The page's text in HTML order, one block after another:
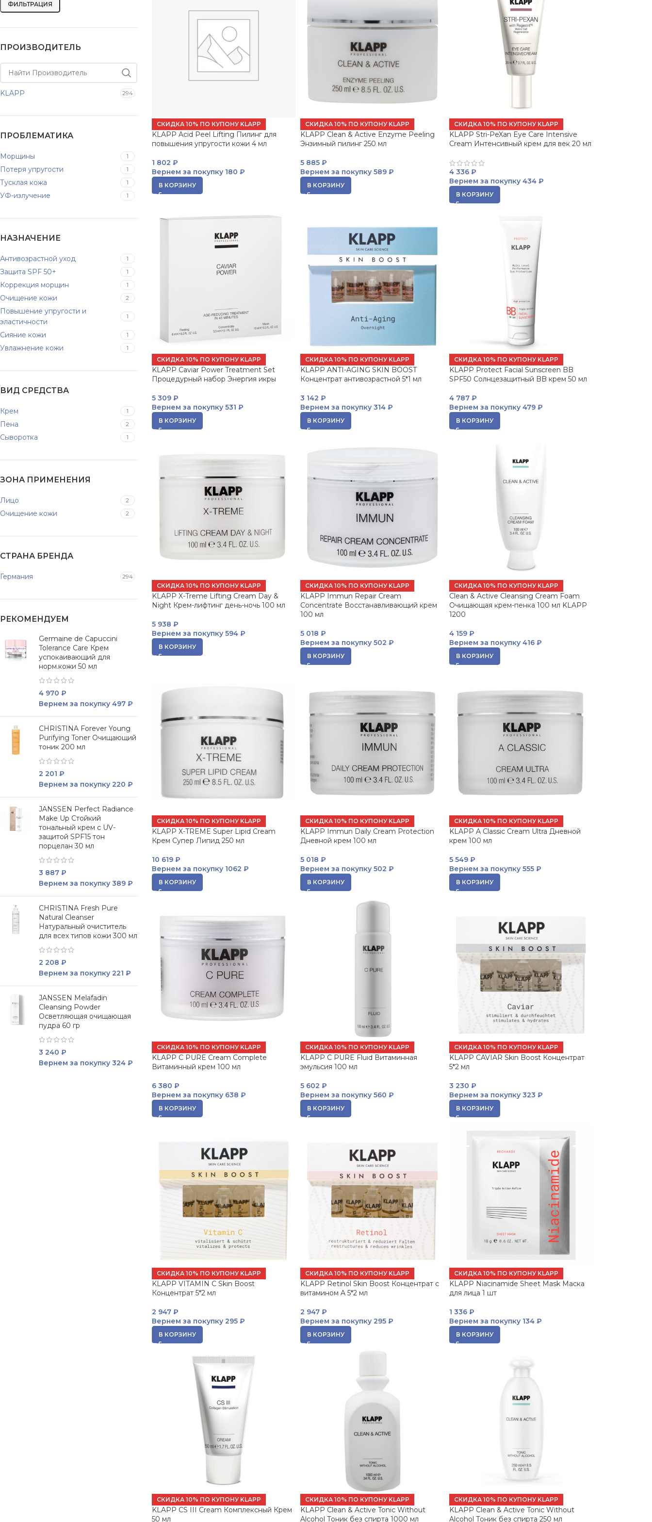
ФИЛЬТРАЦИЯ
ПРОИЗВОДИТЕЛЬ
KLAPP 294
ПРОБЛЕМАТИКА
Морщины 1
Потеря упругости 1
Тусклая кожа 1
УФ-излучение 1
НАЗНАЧЕНИЕ
Антивозрастной уход 1
Защита SPF 50+ 1
Коррекция морщин 1
Очищение кожи 2
Повышение упругости и
эластичности
1
Сияние кожи 1
Увлажнение кожи 1
ВИД СРЕДСТВА
Крем 1
Пена 2
Сыворотка 1
ЗОНА ПРИМЕНЕНИЯ
Лицо 2
Очищение кожи 2
СТРАНА БРЕНДА
Германия 294
РЕКОМЕНДУЕМ
Germaine de Capuccini
Tolerance Care Крем
успокаивающий для
норм.кожи 50 мл
4 970 ₽
Вернем за покупку 497 ₽
CHRISTINA Forever Young
Purifying Toner Очищающий
тоник 200 мл
2 201 ₽
Вернем за покупку 220 ₽
JANSSEN Perfect Radiance
Make Up Стойкий
тональный крем с UV-
защитой SPF15 тон
порцелан 30 мл
3 887 ₽
Вернем за покупку 389 ₽
CHRISTINA Fresh Pure
Natural Cleanser
Натуральный очиститель
для всех типов кожи 300 мл
2 208 ₽
Вернем за покупку 221 ₽
JANSSEN Melafadin
Cleansing Powder
Осветляющая очищающая
пудра 60 гр
3 240 ₽
Вернем за покупку 324 ₽
СКИДКА 10% ПО КУПОНУ KLAPP
KLAPP Acid Peel Lifting Пилинг для
повышения упругости кожи 4 мл
1 802 ₽
Вернем за покупку180 ₽
В КОРЗИНУ
СКИДКА 10% ПО КУПОНУ KLAPP
KLAPP Clean & Active Enzyme Peeling
Энзимный пилинг 250 мл
5 885₽
Вернем за покупку 589 ₽
В КОРЗИНУ
СКИДКА 10% ПО КУПОНУ KLAPP
KLAPP Stri-PeXan Eye Care Intensive
Cream Интенсивный крем для век 20 мл
4 336 ₽
Вернем за покупку434 ₽
В КОРЗИНУ
СКИДКА 10% ПО КУПОНУ KLAPP
KLAPP Caviar Power Treatment Set
Процедурный набор Энергия икры
5 309 ₽
Вернем за покупку531 ₽
В КОРЗИНУ
СКИДКА 10% ПО КУПОНУ KLAPP
KLAPP ANTI-AGING SKIN BOOST
Концентрат антивозрастной 5*1 мл
3 142₽
Вернем за покупку 314 ₽
В КОРЗИНУ
СКИДКА 10% ПО КУПОНУ KLAPP
KLAPP Protect Facial Sunscreen BB
SPF50 Солнцезащитный BB крем 50 мл
4 787 ₽
Вернем за покупку479 ₽
В КОРЗИНУ
СКИДКА 10% ПО КУПОНУ KLAPP
KLAPP X-Treme Lifting Cream Day &
Night Крем-лифтинг день-ночь 100 мл
5 938 ₽
Вернем за покупку594 ₽
В КОРЗИНУ
СКИДКА 10% ПО КУПОНУ KLAPP
KLAPP Immun Repair Cream
Concentrate Восстанавливающий крем
100 мл
5 018₽
Вернем за покупку 502 ₽
В КОРЗИНУ
СКИДКА 10% ПО КУПОНУ KLAPP
Clean & Active Cleansing Cream Foam
Очищающая крем-пенка 100 мл KLAPP
1200
4 159 ₽
Вернем за покупку416 ₽
В КОРЗИНУ
СКИДКА 10% ПО КУПОНУ KLAPP
KLAPP X-TREME Super Lipid Cream
Крем Супер Липид 250 мл
10 619 ₽
Вернем за покупку1062 ₽
В КОРЗИНУ
СКИДКА 10% ПО КУПОНУ KLAPP
KLAPP Immun Daily Cream Protection
Дневной крем 100 мл
5 018₽
Вернем за покупку 502 ₽
В КОРЗИНУ
СКИДКА 10% ПО КУПОНУ KLAPP
KLAPP A Classic Cream Ultra Дневной
крем 100 мл
5 549 ₽
Вернем за покупку555 ₽
В КОРЗИНУ
СКИДКА 10% ПО КУПОНУ KLAPP
KLAPP C PURE Cream Complete
Витаминный крем 100 мл
6 380 ₽
Вернем за покупку638 ₽
В КОРЗИНУ
СКИДКА 10% ПО КУПОНУ KLAPP
KLAPP C PURE Fluid Витаминная
эмульсия 100 мл
5 602₽
Вернем за покупку 560 ₽
В КОРЗИНУ
СКИДКА 10% ПО КУПОНУ KLAPP
KLAPP CAVIAR Skin Boost Концентрат
5*2 мл
3 230 ₽
Вернем за покупку323 ₽
В КОРЗИНУ
СКИДКА 10% ПО КУПОНУ KLAPP
KLAPP VITAMIN C Skin Boost
Концентрат 5*2 мл
2 947 ₽
Вернем за покупку295 ₽
В КОРЗИНУ
СКИДКА 10% ПО КУПОНУ KLAPP
KLAPP Retinol Skin Boost Концентрат с
витамином A 5*2 мл
2 947₽
Вернем за покупку 295 ₽
В КОРЗИНУ
СКИДКА 10% ПО КУПОНУ KLAPP
KLAPP Niacinamide Sheet Mask Маска
для лица 1 шт
1 336 ₽
Вернем за покупку134 ₽
В КОРЗИНУ
СКИДКА 10% ПО КУПОНУ KLAPP
KLAPP CS III Cream Комплексный Крем
50 мл
СКИДКА 10% ПО КУПОНУ KLAPP
KLAPP Clean & Active Tonic Without
Alcohol Тоник без спирта 1000 мл
СКИДКА 10% ПО КУПОНУ KLAPP
KLAPP Clean & Active Tonic Without
Alcohol Тоник без спирта 250 мл